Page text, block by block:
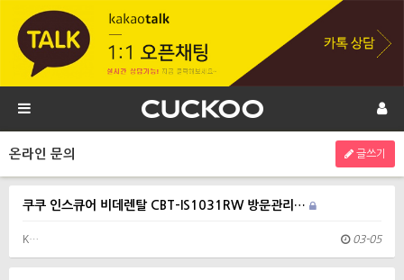
온라인 문의 글쓰기
쿠쿠 인스큐어 비데렌탈 CBT-IS1031RW 방문관리…
K… 03-05